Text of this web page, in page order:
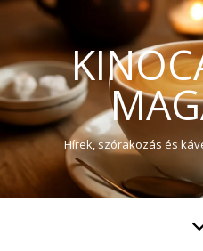
Hírek, szórakozás és